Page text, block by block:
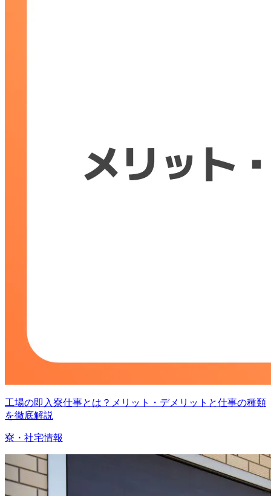
工場の即入寮仕事とは？メリット・デメリットと仕事の種類
を徹底解説
寮・社宅情報